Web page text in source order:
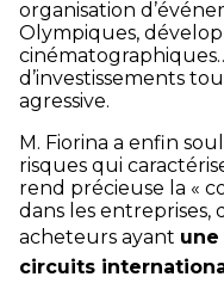
organisation
Olympiques,
d’investissements
agressive.
M. Fiorina a enfin
risques qui
rend précieuse la «
dans les
acheteurs ayant
circuits